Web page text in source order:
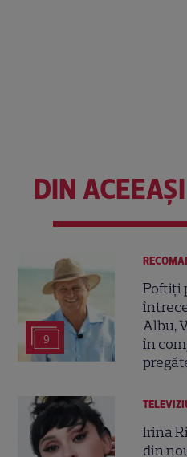
DIN
9
Poftiți
Albu,
în
Irina
din